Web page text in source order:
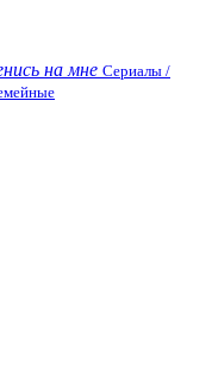
на мне Сериалы /